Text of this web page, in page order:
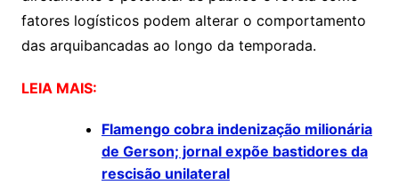
fatores logísticos podem alterar o comportamento
das arquibancadas ao longo da temporada.
LEIA MAIS:
Flamengo cobra indenização milionária
de Gerson; jornal expõe bastidores da
rescisão unilateral